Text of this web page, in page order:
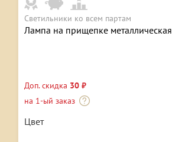
Светильники ко всем партам
Лампа на прищепке металлическая
Доп. скидка 30 ₽
на 1-ый заказ
Цвет